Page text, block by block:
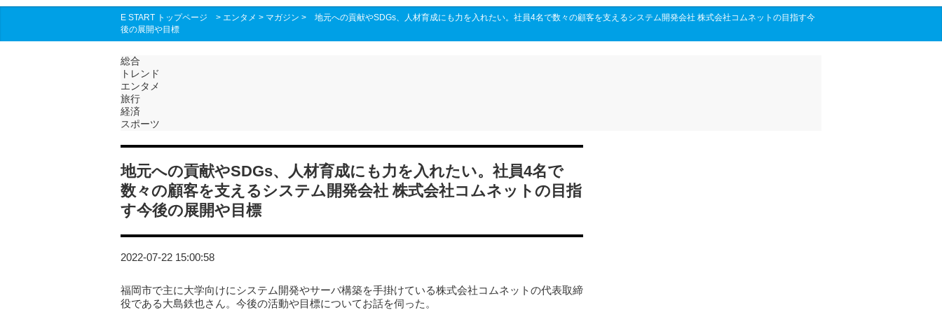
E START トップページ > エンタメ > マガジン > 地元への貢献やSDGs、人材育成にも力を入れたい。社員4名で数々の顧客を支えるシステム開発会社 株式会社コムネットの目指す今
後の展開や目標
総合
トレンド
エンタメ
旅行
経済
スポーツ
地元への貢献やSDGs、人材育成にも力を入れたい。社員4名で
数々の顧客を支えるシステム開発会社 株式会社コムネットの目指
す今後の展開や目標
2022-07-22 15:00:58
福岡市で主に大学向けにシステム開発やサーバ構築を手掛けている株式会社コムネットの代表取締
役である大島鉄也さん。今後の活動や目標についてお話を伺った。